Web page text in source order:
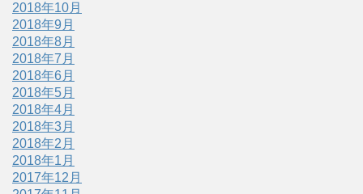
2018年10月
2018年9月
2018年8月
2018年7月
2018年6月
2018年5月
2018年4月
2018年3月
2018年2月
2018年1月
2017年12月